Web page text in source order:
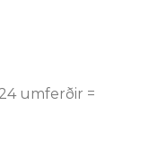
umferðir =